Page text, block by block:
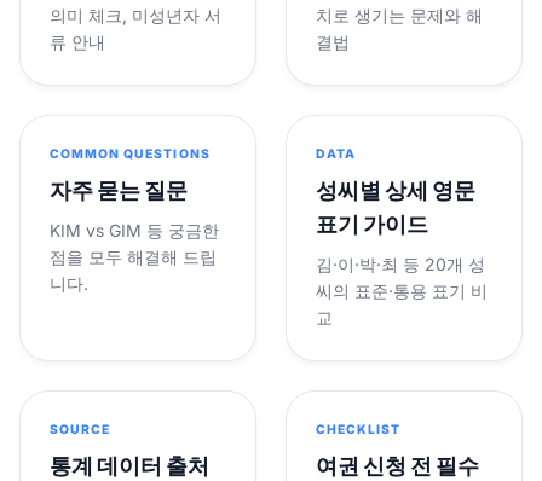
의미 체크, 미성년자 서
류 안내
치로 생기는 문제와 해
결법
COMMON QUESTIONS
자주 묻는 질문
KIM vs GIM 등 궁금한
점을 모두 해결해 드립
니다.
DATA
성씨별 상세 영문
표기 가이드
김·이·박·최 등 20개 성
씨의 표준·통용 표기 비
교
SOURCE
통계 데이터 출처
CHECKLIST
여권 신청 전 필수